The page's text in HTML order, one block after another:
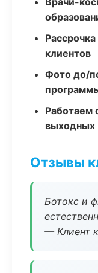
клиентов
Фото до/
Работаем
выходных
Отзывы
Ботокс и
— Клиент